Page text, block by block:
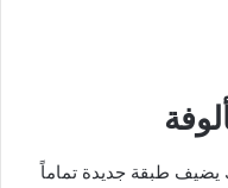
طبقة جديدة تماماً